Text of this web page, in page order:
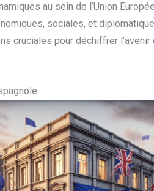
au sein de l’Union
sociales, et
cruciales pour déchiffrer l’avenir